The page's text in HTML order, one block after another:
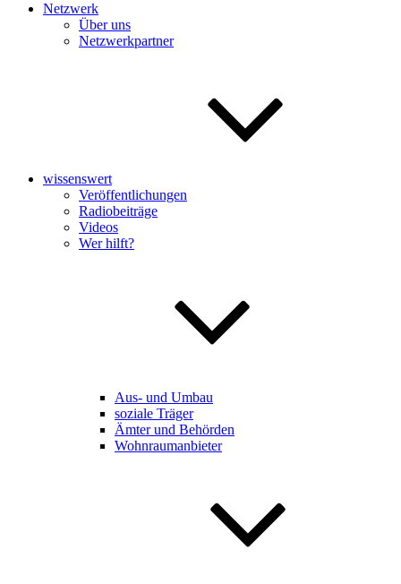
Netzwerk
Über uns
Netzwerkpartner
wissenswert
Veröffentlichungen
Radiobeiträge
Videos
Wer hilft?
Aus- und Umbau
soziale Träger
Ämter und Behörden
Wohnraumanbieter